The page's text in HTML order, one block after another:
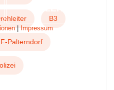
B3
Palterndorf
ABLEHNEN
|Impressum